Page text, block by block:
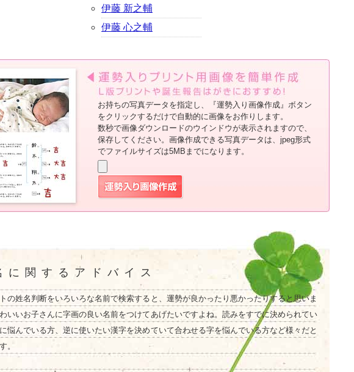
伊藤 新之輔
伊藤 心之輔
お持ちの写真データを指定し、『運勢入り画像作成』ボタン
をクリックするだけで自動的に画像をお作りします。
数秒で画像ダウンロードのウインドウが表示されますので、
保存してください。画像作成できる写真データは、jpeg形式
でファイルサイズは5MBまでになります。
に関するアドバイス
の姓名判断をいろいろな名前で検索すると、運勢が良かったり悪かったりすると思いま
いいお子さんに字画の良い名前をつけてあげたいですよね。読みをすでに決められてい
悩んでいる方、逆に使いたい漢字を決めていて合わせる字を悩んでいる方など様々だと
。